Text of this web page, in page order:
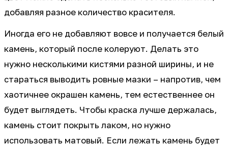
добавляя разное количество красителя.
Иногда его не добавляют вовсе и получается белый
камень, который после колеруют. Делать это
нужно несколькими кистями разной ширины, и не
стараться выводить ровные мазки – напротив, чем
хаотичнее окрашен камень, тем естественнее он
будет выглядеть. Чтобы краска лучше держалась,
камень стоит покрыть лаком, но нужно
использовать матовый. Если лежать камень будет